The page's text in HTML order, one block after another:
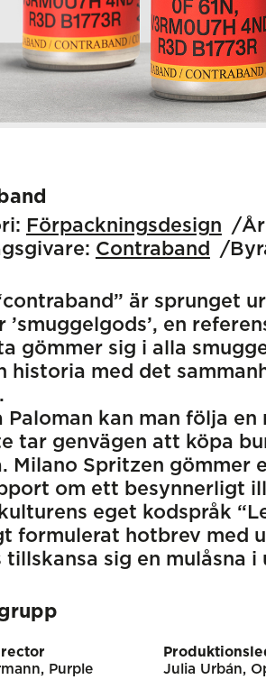
Förpackningsdesign
Contraband
är sprunget
’smuggelgods’, en
gömmer sig i alla
historia med det
Paloman kan man följa
tar genvägen att köpa
Milano Spritzen gömmer
om ett besynnerligt
eget kodspråk
formulerat hotbrev med
tillskansa sig en mulåsna
Purple
Julia Urbán,